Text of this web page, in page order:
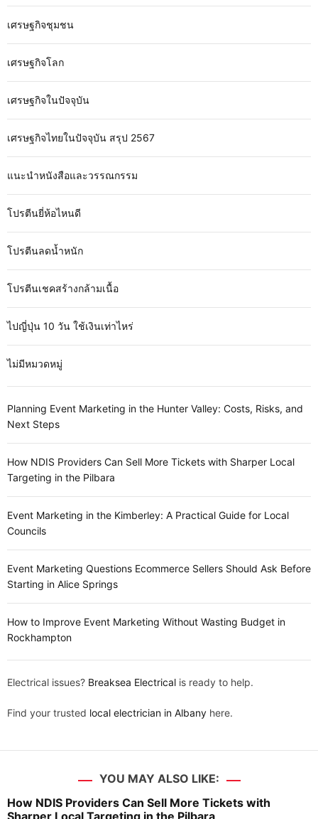
เศรษฐกิจชุมชน
เศรษฐกิจโลก
เศรษฐกิจในปัจจุบัน
เศรษฐกิจไทยในปัจจุบัน สรุป 2567
แนะนำหนังสือและวรรณกรรม
โปรตีนยี่ห้อไหนดี
โปรตีนลดน้ำหนัก
โปรตีนเชคสร้างกล้ามเนื้อ
ไปญี่ปุ่น 10 วัน ใช้เงินเท่าไหร่
ไม่มีหมวดหมู่
Planning Event Marketing in the Hunter Valley: Costs, Risks, and
Next Steps
How NDIS Providers Can Sell More Tickets with Sharper Local
Targeting in the Pilbara
Event Marketing in the Kimberley: A Practical Guide for Local
Councils
Event Marketing Questions Ecommerce Sellers Should Ask Before
Starting in Alice Springs
How to Improve Event Marketing Without Wasting Budget in
Rockhampton
Electrical issues? Breaksea Electrical is ready to help.
Find your trusted local electrician in Albany here.
YOU MAY ALSO LIKE:
How NDIS Providers Can Sell More Tickets with
Sharper Local Targeting in the Pilbara